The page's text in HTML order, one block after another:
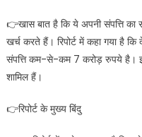
👉खास बात है कि ये अपनी संपत्ति का
खर्च करते हैं। रिपोर्ट में कहा गया है
संपत्ति कम-से-कम 7 करोड़ रुपये है।
शामिल हैं।
👉रिपोर्ट के मुख्य बिंदु